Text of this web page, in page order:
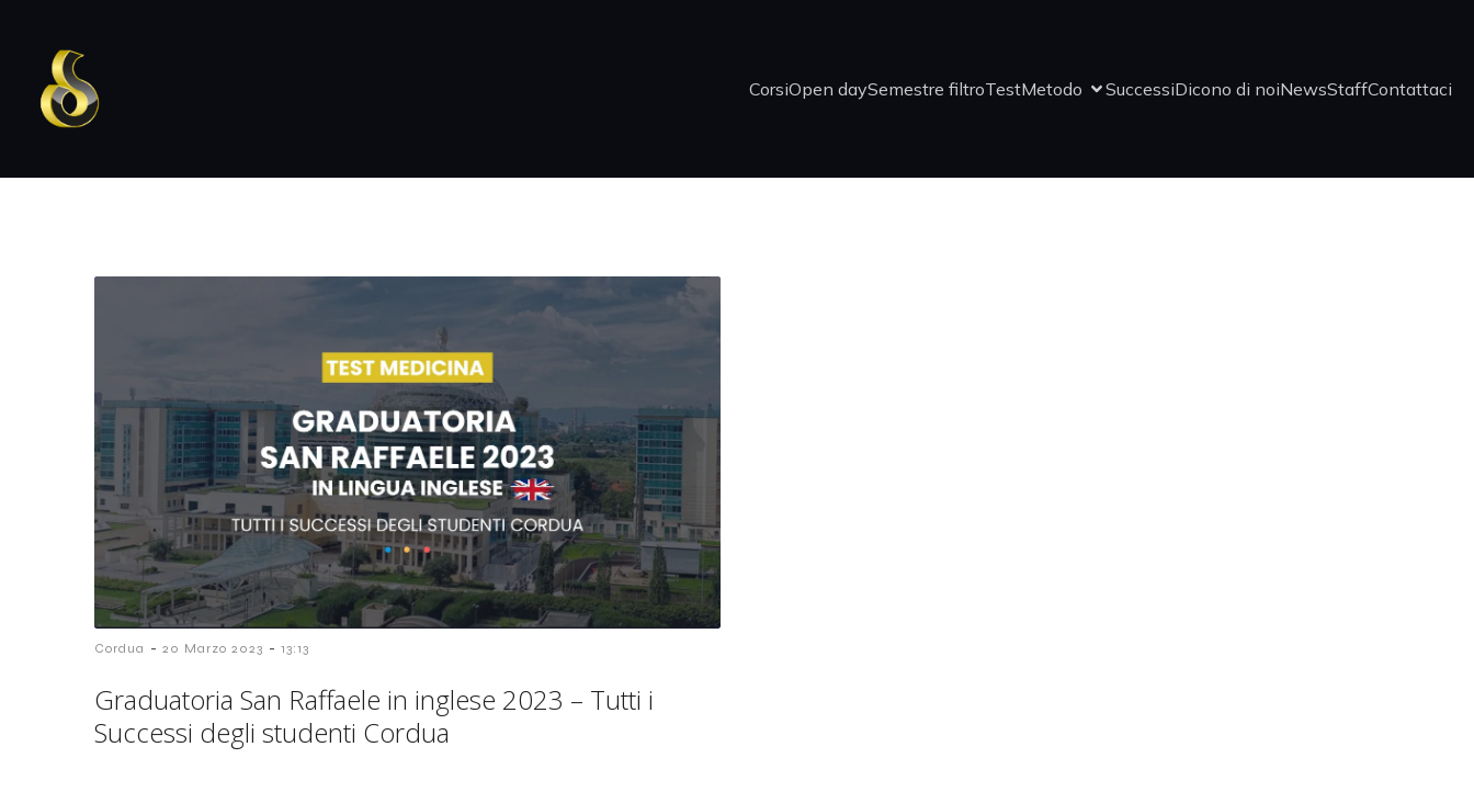
CorsiOpen daySemestre filtroTestMetodo SuccessiDicono di noiNewsStaffContattaci
Cordua - 20 Marzo 2023 - 13:13
Graduatoria San Raffaele in inglese 2023 – Tutti i
Successi degli studenti Cordua